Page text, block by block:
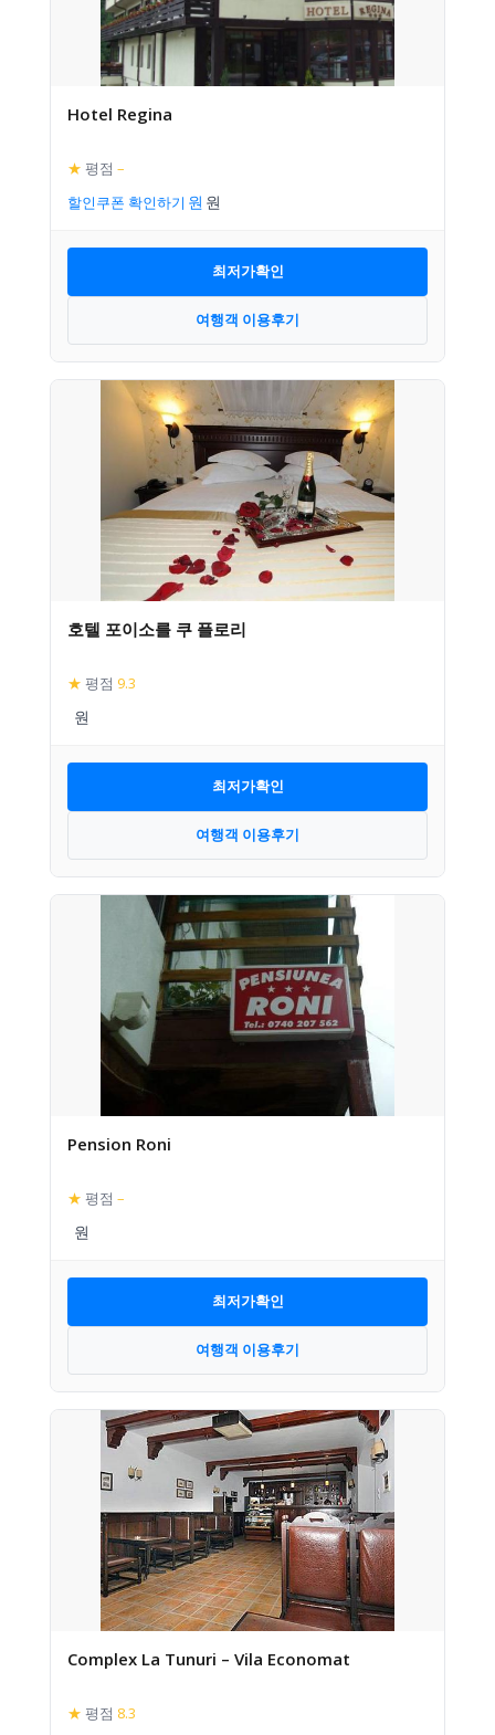
Hotel Regina
★ 평점 –
할인쿠폰 확인하기
최저가확인
여행객 이용후기
호텔 포이소를 쿠 플로리
★ 평점 9.3
최저가확인
여행객 이용후기
Pension Roni
★ 평점 –
최저가확인
여행객 이용후기
Complex La Tunuri – Vila Economat
★ 평점 8.3